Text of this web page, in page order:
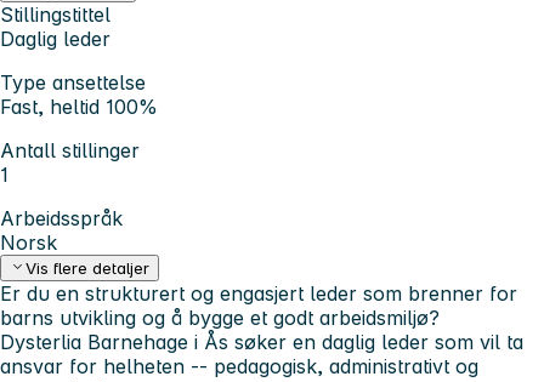
Stillingstittel
Daglig leder
Type ansettelse
Fast, heltid 100%
Antall stillinger
1
Arbeidsspråk
Norsk
Vis flere detaljer
Er du en strukturert og engasjert leder som brenner for
barns utvikling og å bygge et godt arbeidsmiljø?
Dysterlia Barnehage i Ås søker en daglig leder som vil ta
ansvar for helheten -- pedagogisk, administrativt og